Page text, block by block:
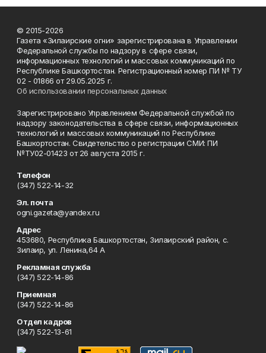
© 2015-2026
Газета «Зилаирские огни» зарегистрирована в Управлении
Федеральной службы по надзору в сфере связи,
информационных технологий и массовых коммуникаций по
Республике Башкортостан. Регистрационный номер ПИ № ТУ
02 - 01866 от 29.05.2025 г.
Об использовании персональных данных
Зарегистрировано Управлением Федеральной службой по
надзору законодательства в сфере связи, информационных
технологий и массовых коммуникаций по Республике
Башкортостан. Свидетельство о регистрации СМИ: ПИ
№ТУ02-01423 от 26 августа 2015 г.
Телефон
(347) 522-14-32
Эл. почта
ogni.gazeta@yandex.ru
Адрес
453680, Республика Башкортостан, Зилаирский район, с.
Зилаир, ул. Ленина,64 А
Рекламная служба
(347) 522-14-86
Приемная
(347) 522-14-86
Отдел кадров
(347) 522-13-61